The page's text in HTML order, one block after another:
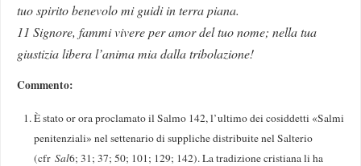
tuo spirito benevolo mi guidi in terra piana.
11 Signore, fammi vivere per amor del tuo nome; nella tua
giustizia libera l’anima mia dalla tribolazione!
Commento:
È stato or ora proclamato il Salmo 142, l’ultimo dei cosiddetti «Salmi
penitenziali» nel settenario di suppliche distribuite nel Salterio
(cfr Sal6; 31; 37; 50; 101; 129; 142). La tradizione cristiana li ha